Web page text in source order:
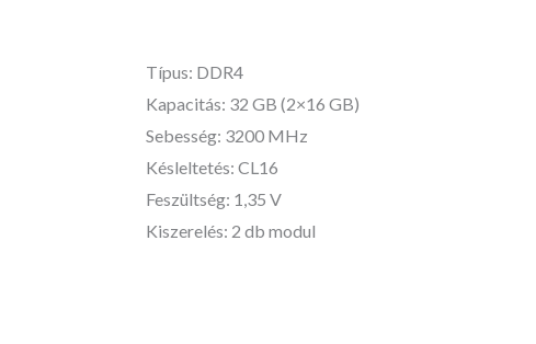
Típus: DDR4
Kapacitás: 32 GB (2×16 GB)
Sebesség: 3200 MHz
Késleltetés: CL16
Feszültség: 1,35 V
Kiszerelés: 2 db modul